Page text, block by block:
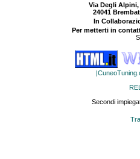
Via Degli Alpini,
24041
In
Per metterti in
Secondi